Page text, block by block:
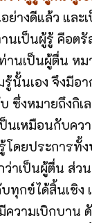
ย่างดีแล้ว และ
นเป็นผู้รู้ คือตรั
านเป็นผู้ตื่น หม
นั้นเอง จึงมีอ
ซึ่งหมายถึงกิเ
นเหมือนกับคว
โดยประการทั้ง
ว่าเป็นผู้ตื่น ส่ว
ทุกข์ได้สิ้นเชิง
วามเบิกบาน